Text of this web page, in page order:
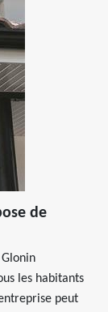
de
les habitants
peut